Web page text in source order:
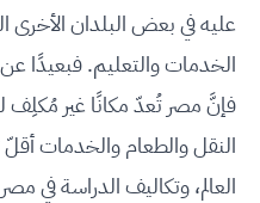
عليه في بعض البلدان
الخدمات والتعليم. فبعيدًا عن
فإنَّ مصر تُعدّ مكانًا غير
النقل والطعام والخدمات أقلّ
العالم، وتكاليف الدراسة في